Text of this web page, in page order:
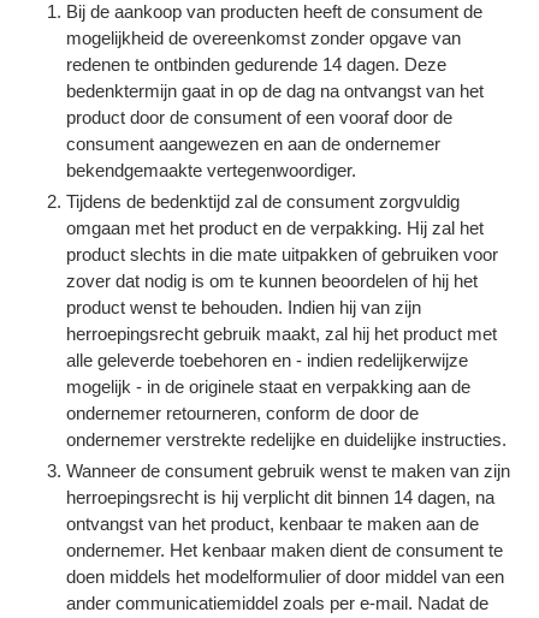
Bij de aankoop van producten heeft de consument de
mogelijkheid de overeenkomst zonder opgave van
redenen te ontbinden gedurende 14 dagen. Deze
bedenktermijn gaat in op de dag na ontvangst van het
product door de consument of een vooraf door de
consument aangewezen en aan de ondernemer
bekendgemaakte vertegenwoordiger.
Tijdens de bedenktijd zal de consument zorgvuldig
omgaan met het product en de verpakking. Hij zal het
product slechts in die mate uitpakken of gebruiken voor
zover dat nodig is om te kunnen beoordelen of hij het
product wenst te behouden. Indien hij van zijn
herroepingsrecht gebruik maakt, zal hij het product met
alle geleverde toebehoren en - indien redelijkerwijze
mogelijk - in de originele staat en verpakking aan de
ondernemer retourneren, conform de door de
ondernemer verstrekte redelijke en duidelijke instructies.
Wanneer de consument gebruik wenst te maken van zijn
herroepingsrecht is hij verplicht dit binnen 14 dagen, na
ontvangst van het product, kenbaar te maken aan de
ondernemer. Het kenbaar maken dient de consument te
doen middels het modelformulier of door middel van een
ander communicatiemiddel zoals per e-mail. Nadat de